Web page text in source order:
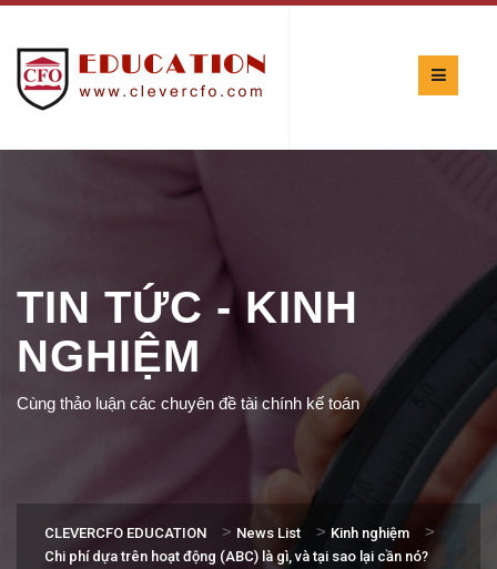
TIN TỨC - KINH
NGHIỆM
Cùng thảo luận các chuyên đề tài chính kế toán
CLEVERCFO EDUCATION > News List > Kinh nghiệm >
Chi phí dựa trên hoạt động (ABC) là gì, và tại sao lại cần nó?